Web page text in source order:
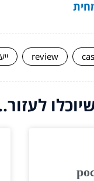
review